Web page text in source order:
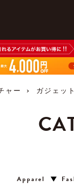
ャー ガジェット
Apparel